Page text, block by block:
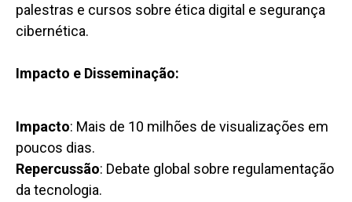
palestras e cursos sobre ética digital e segurança
cibernética.
Impacto e Disseminação:
Impacto: Mais de 10 milhões de visualizações em
poucos dias.
Repercussão: Debate global sobre regulamentação
da tecnologia.